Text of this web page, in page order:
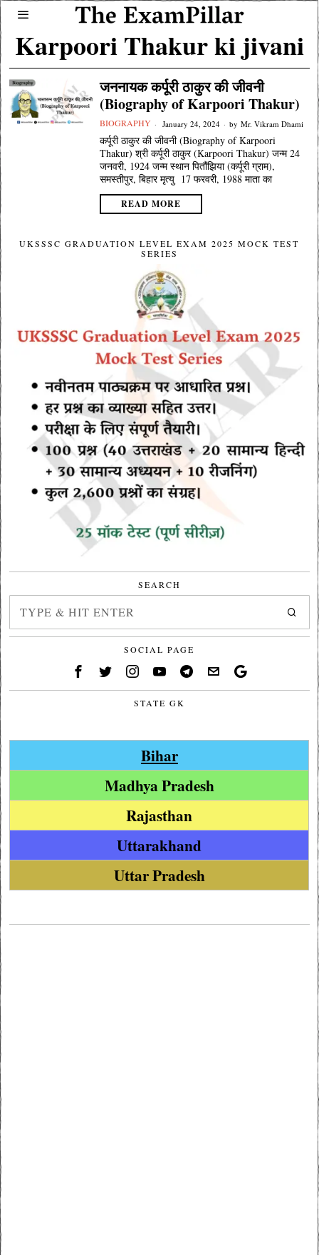
Karpoori Thakur ki jivani
जननायक कर्पूरी ठाकुर की जीवनी
(Biography of Karpoori Thakur)
BIOGRAPHY January 24, 2024 by Mr. Vikram Dhami
कर्पूरी ठाकुर की जीवनी (Biography of Karpoori
Thakur) श्री कर्पूरी ठाकुर (Karpoori Thakur) जन्म 24
जनवरी, 1924 जन्म स्थान पितौंझिया (कर्पूरी ग्राम),
समस्तीपुर, बिहार मृत्यु 17 फरवरी, 1988 माता का
READ MORE
UKSSSC GRADUATION LEVEL EXAM 2025 MOCK TEST
SERIES
SEARCH
SOCIAL PAGE
STATE GK
Bihar
Madhya Pradesh
Rajasthan
Uttarakhand
Uttar Pradesh